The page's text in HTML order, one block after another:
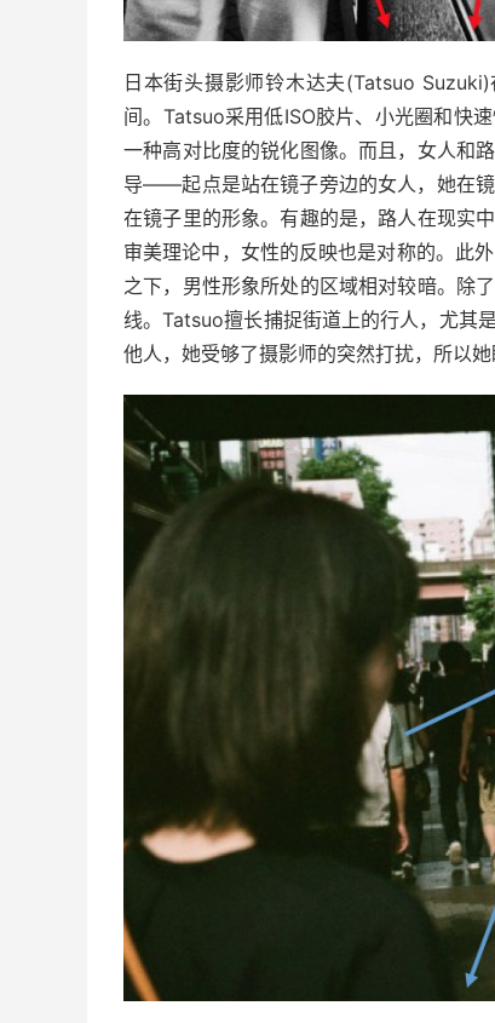
日本街头摄影师铃木达夫(Tatsuo
间。 Tatsuo采用低ISO胶片、小光圈和快
一种高对比度的锐化图像。而且，女人和
导——起点是站在镜子旁边的女人，她在
在镜子里的形象。有趣的是，路人在现实
审美理论中，女性的反映也是对称的。 此
之下，男性形象所处的区域相对较暗。 除
线。Tatsuo擅长捕捉街道上的行人，尤其
他人，她受够了摄影师的突然打扰，所以她